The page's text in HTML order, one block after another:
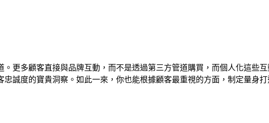
更多顧客直接與品牌互動，而不是透過第三方管道購買，而個人化這些
誠度的寶貴洞察。如此一來，你也能根據顧客最重視的方面，制定量身打